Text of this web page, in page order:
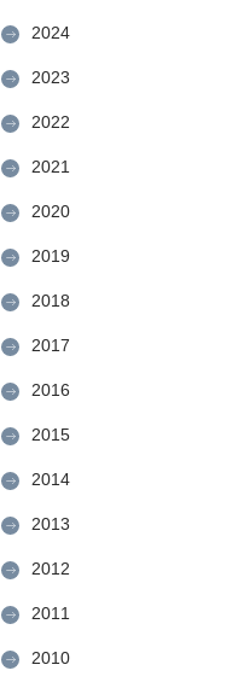
2024
2023
2022
2021
2020
2019
2018
2017
2016
2015
2014
2013
2012
2011
2010